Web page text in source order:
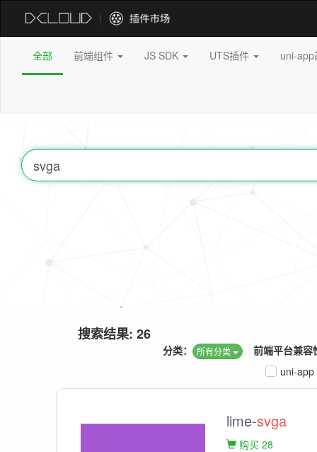
全部 前端组件 JS SDK UTS插件 uni-
搜索结果: 26
前端平台兼容
分类： 所有分类
uni-app
lime-svga
购买 28